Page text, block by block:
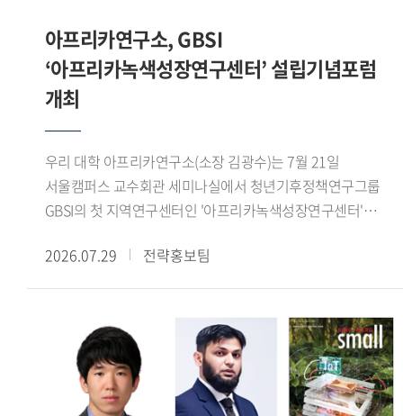
콜로키움을 개최하여 연구 성과를 공유하고 정책적 함의를
논의하는 학술 교류의 장을 이어가고 있다. (문의:
HK+국가전략사업단 02-2173-3417)
정체성과 소속 문제가 재현되는 방식을 분석하고, 이를 한국
사회의 국민 정체성과 다문화주의, 시민권의 경계와 연결하여
논의했다.Momoyama Gakuin University의 코이케 마코토
(Koike Makoto) 교수는 'Faith Across Borders: The
Transnational Expansion of Nahdlatul Ulama Networks in
East Asia'라는 제목의 발표에서 일본, 한국 대만에 형성
인도네시아 무슬림 공동체와 나흐다툴 울라마(Nahdatul
Ulama, 인도네시아에 기반을 둔 세계 최대 규모의 이슬람 단
이루어지는 숄라왓(Sholawat) 모임에 주목하여, 이러한 종교적
라운드테이블에서는 강원구 학술연구교수가 사회를 맡아
동아시아 무슬림의 이주와 정착, 정체성 및 사회적 수용에 관해
의견을 나눴으며, 향후 공동연구와 지속적인 학술 협력의
가능성을 모색했다. 해당 행사는 중동연구소 인문사회연구소
교역로의 재편으로 아제르바이잔이 새로운 정치 경제 중심지로
성장하자, 티무르가 이곳에 장기간 주둔하면서 계절 이동과
도시 지배를 결합하고 교역망 정비와 수로 건설을 추진한
사실을 살펴보았다. 이를 통해 티무르의 서방 진출은 단순한
군사 정복이 아니라 유목 생활권과 도시, 농업 생산지, 장거리
교역로를 연결하는 정치적 네트워크의 구축 과정이었음을
확인할 수 있었다.이번 워크숍은 티무르 제국의 성립을
정복전쟁이나 개인의 군사적 역량만으로 설명하지 않고,
재편이라는 관점에서 새롭게 조망한 자리였다. 또한
제국의 형성과 운영에 미친 영향을 폭넓게 이해하는 뜻깊은
시간이 되었다.
아프리카연구소, GBSI
‘아프리카녹색성장연구센터’ 설립기념포럼
개최
우리 대학 아프리카연구소(소장 김광수)는 7월 21일
서울캠퍼스 교수회관 세미나실에서 청년기후정책연구그룹
GBSI의 첫 지역연구센터인 '아프리카녹색성장연구센터'
아프리카 기후변화 대응 협력 방안을 모색하고 청년 세대의
역할을 논의하기 위해 마련됐으며, 주한 외교사절을 비롯한
참석해 다양한 의견을 나눴다.행사는 최영빈 GBSI 대표
(아프리카녹색성장연구센터장)의 개회사와 김광수
아프리카연구소장의 환영사로 시작됐다. 이어
주한아프리카외교단장인 샤픽 라사디(Chafik RACHADI)
2026.07.29 전략홍보팀